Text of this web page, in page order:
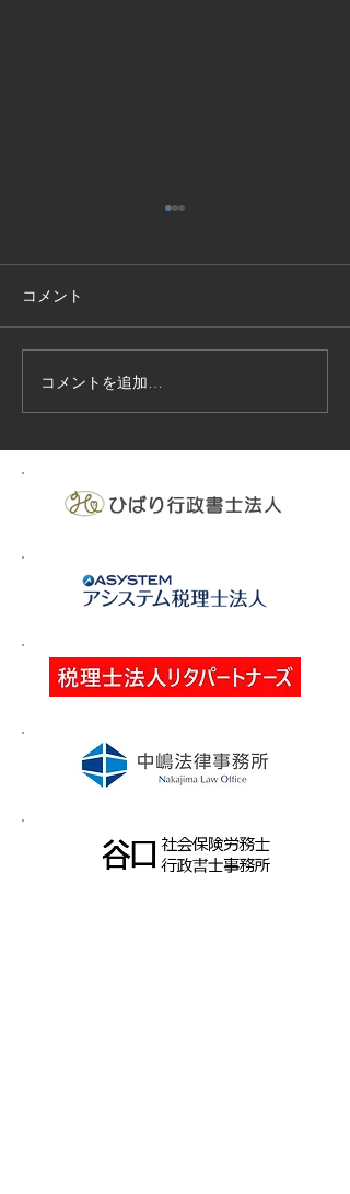
技能実習生１２名入国-フ
ィリピン、ベトナム
コメント
コメントを追加…